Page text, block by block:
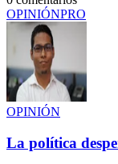
OPINIÓNPRO
OPINIÓN
La política